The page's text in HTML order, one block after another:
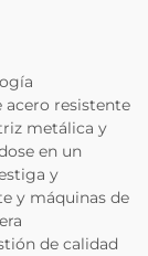
acero resistente
metálica y
en un
y
y máquinas de
de calidad